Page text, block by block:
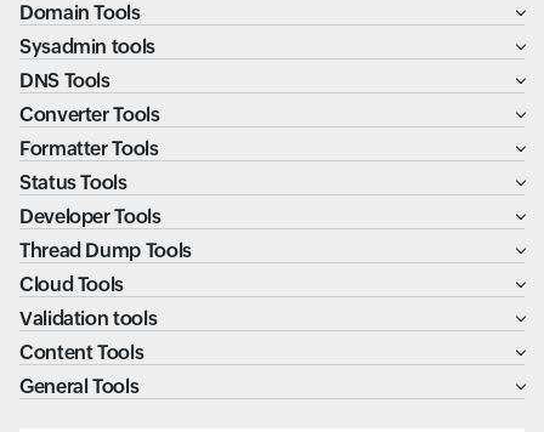
Domain Tools
Sysadmin tools
DNS Tools
Converter Tools
Formatter Tools
Status Tools
Developer Tools
Thread Dump Tools
Cloud Tools
Validation tools
Content Tools
General Tools